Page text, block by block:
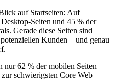
auf Startseiten: Auf
Seiten und 45 % der
Gerade diese Seiten sind
Kunden – und genau
nur 62 % der mobilen Seiten
schwierigsten Core Web